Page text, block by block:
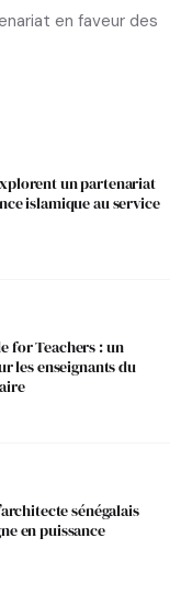
en faveur des
un partenariat
islamique au service
for Teachers : un
les enseignants du
sénégalais
en puissance